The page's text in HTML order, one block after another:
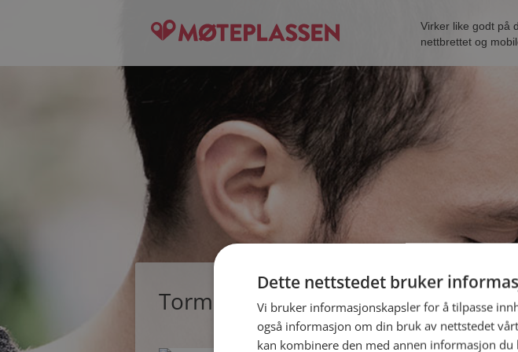
Virker like godt på
nettbrettet og
Tormod, single mann fra Bergen
Dette nettstedet bruker
Vi bruker informasjonskapsler for å tilpasse
også informasjon om din bruk av nettstedet
kan kombinere den med annen informasjon